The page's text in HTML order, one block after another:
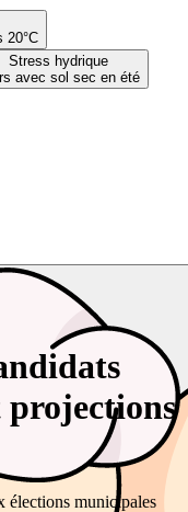
20°C
Stress hydrique
avec sol sec en été
projections
élections municipales